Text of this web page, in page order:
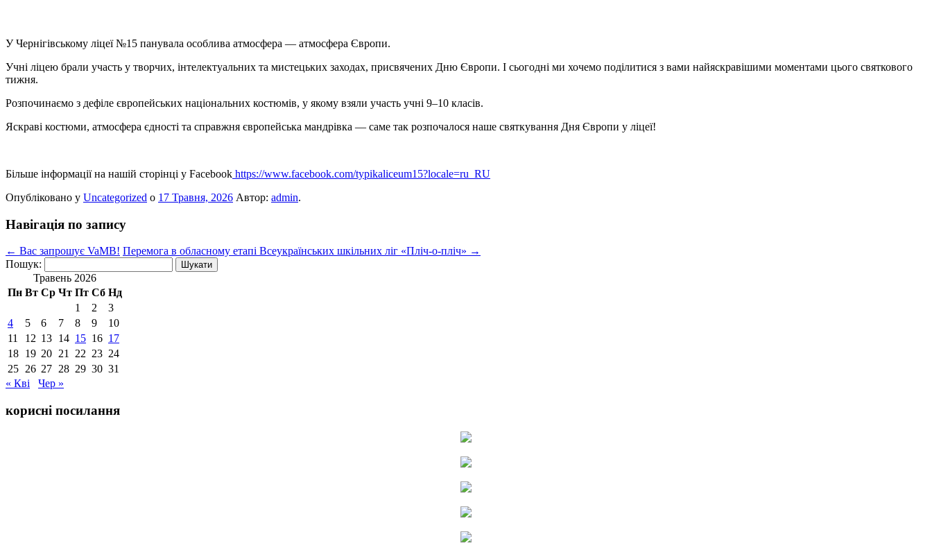
У Чернігівському ліцеї №15 панувала особлива атмосфера — атмосфера Європи.
Учні ліцею брали участь у творчих, інтелектуальних та мистецьких заходах, присвячених Дню Європи. І сьогодні ми хочемо поділитися з вами найяскравішими моментами цього святкового
тижня.
Розпочинаємо з дефіле європейських національних костюмів, у якому взяли участь учні 9–10 класів.
Яскраві костюми, атмосфера єдності та справжня європейська мандрівка — саме так розпочалося наше святкування Дня Європи у ліцеї!
Більше інформації на нашій сторінці у Facebook https://www.facebook.com/typikaliceum15?locale=ru_RU
Опубліковано у Uncategorized о 17 Травня, 2026 Автор: admin.
Навігація по запису
← Вас запрошує VaMB! Перемога в обласному етапі Всеукраїнських шкільних ліг «Пліч-о-пліч» →
Пошук:
Травень 2026
Пн Вт Ср Чт Пт Сб Нд
1
2
3
4
5 6 7 8 9
10
11
12 13 14 15 16 17
18 19 20 21 22 23 24
25 26 27 28 29 30 31
« Кві
Чер »
корисні посилання